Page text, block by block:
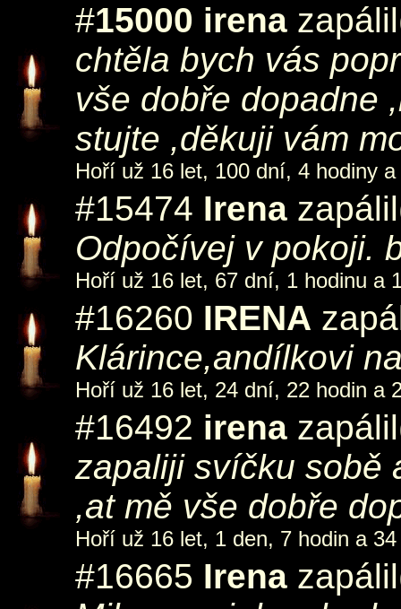
#15000 irena
chtěla bych vás
vše dobře dopadne
stujte ,děkuji vám
Hoří už 16 let, 100 dní, 4 hodiny
#15474 Irena
Odpočívej v pokoji.
Hoří už 16 let, 67 dní, 1 hodinu a
#16260 IRENA
Klárince,andílkovi
Hoří už 16 let, 24 dní, 22 hodin a
#16492 irena
zapaliji svíčku sobě
,at mě vše dobře
Hoří už 16 let, 1 den, 7 hodin a
#16665 Irena